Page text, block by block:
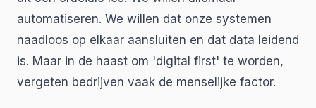
automatiseren. We willen dat onze systemen
naadloos op elkaar aansluiten en dat data leidend
is. Maar in de haast om 'digital first' te worden,
vergeten bedrijven vaak de menselijke factor.